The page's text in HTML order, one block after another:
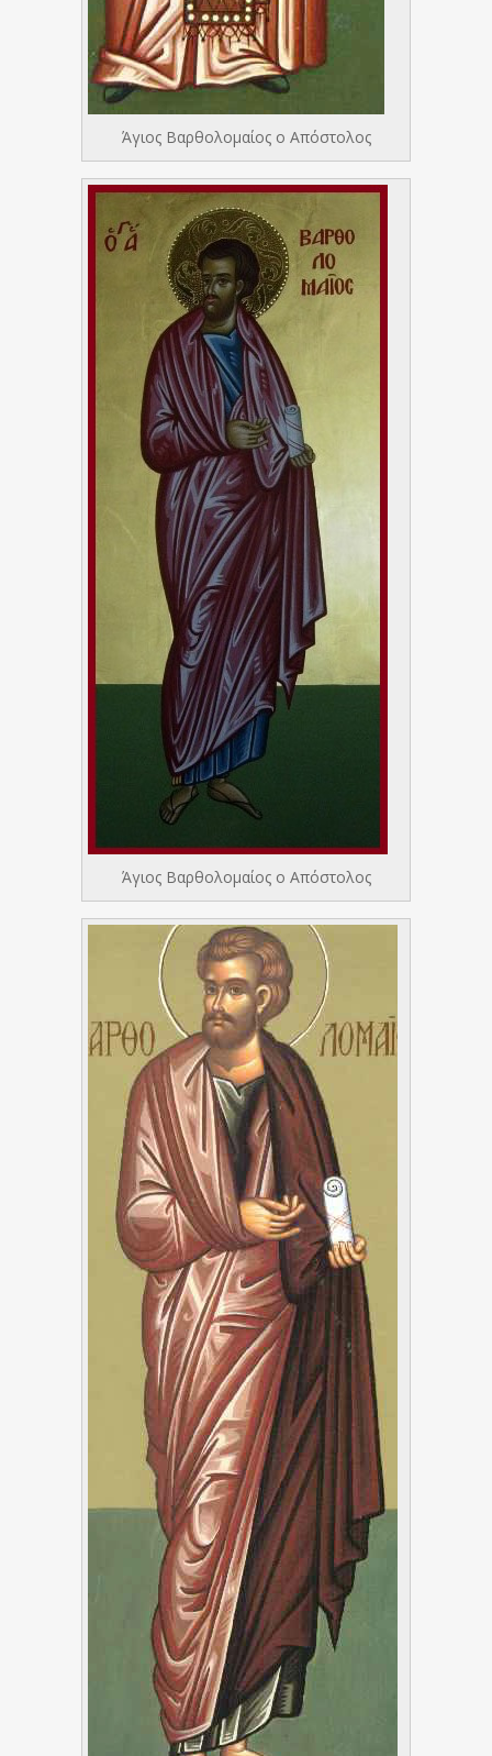
Άγιος Βαρθολομαίος ο Απόστολος
Άγιος Βαρθολομαίος ο Απόστολος